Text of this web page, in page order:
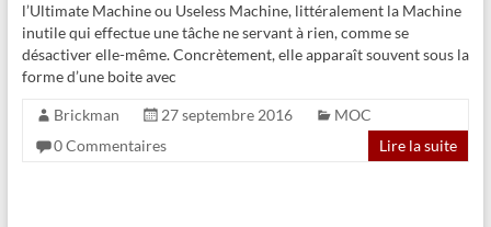
l’Ultimate Machine ou Useless Machine, littéralement la Machine
inutile qui effectue une tâche ne servant à rien, comme se
désactiver elle-même. Concrètement, elle apparaît souvent sous la
forme d’une boite avec
Brickman 27 septembre 2016
MOC
0 Commentaires
Lire la suite